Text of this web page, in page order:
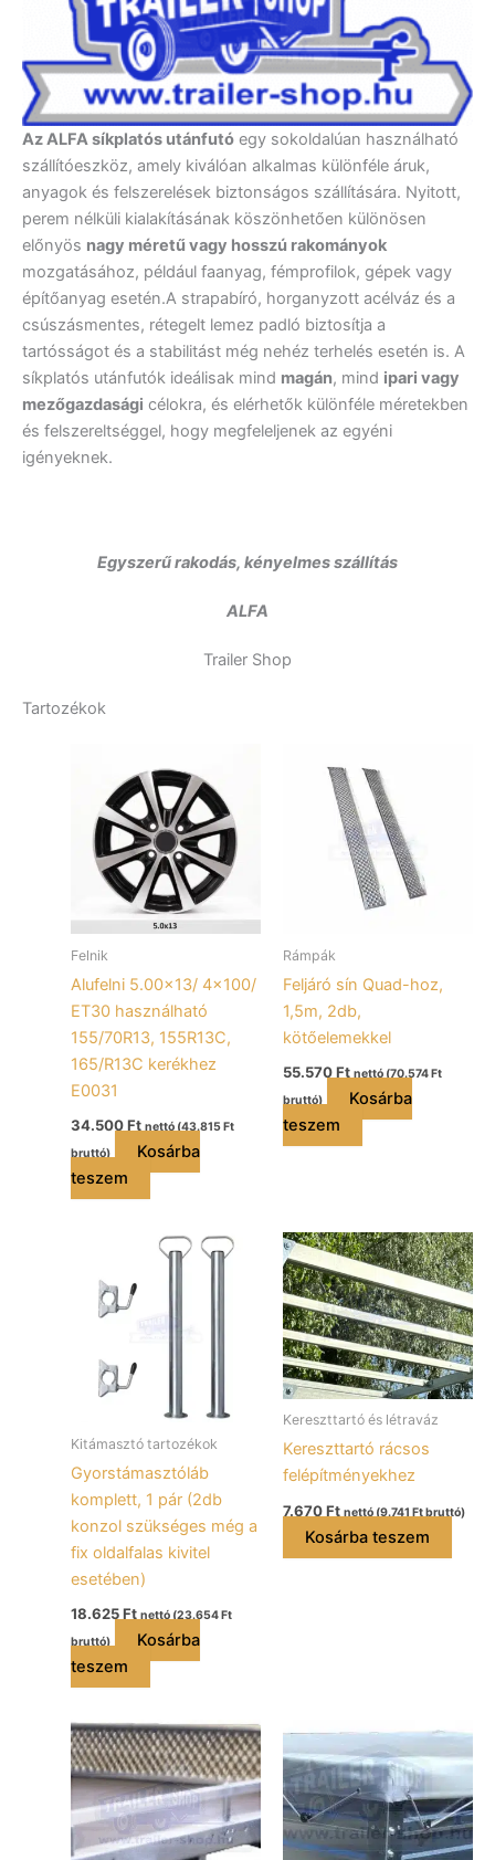
Az ALFA síkplatós utánfutó egy sokoldalúan használható
szállítóeszköz, amely kiválóan alkalmas különféle áruk,
anyagok és felszerelések biztonságos szállítására. Nyitott,
perem nélküli kialakításának köszönhetően különösen
előnyös nagy méretű vagy hosszú rakományok
mozgatásához, például faanyag, fémprofilok, gépek vagy
építőanyag esetén.A strapabíró, horganyzott acélváz és a
csúszásmentes, rétegelt lemez padló biztosítja a
tartósságot és a stabilitást még nehéz terhelés esetén is. A
síkplatós utánfutók ideálisak mind magán, mind ipari vagy
mezőgazdasági célokra, és elérhetők különféle méretekben
és felszereltséggel, hogy megfeleljenek az egyéni
igényeknek.
Egyszerű rakodás, kényelmes szállítás
ALFA
Trailer Shop
Tartozékok
Felnik
Alufelni 5.00×13/ 4×100/
ET30 használható
155/70R13, 155R13C,
165/R13C kerékhez
E0031
34.500Ft nettó (43.815 Ft
bruttó)
Kosárba
teszem
Rámpák
Feljáró sín Quad-hoz,
1,5m, 2db,
kötőelemekkel
55.570Ft nettó (70.574 Ft
bruttó)
Kosárba
teszem
Kitámasztó tartozékok
Gyorstámasztóláb
komplett, 1 pár (2db
konzol szükséges még a
fix oldalfalas kivitel
esetében)
18.625Ft nettó (23.654Ft
bruttó)
Kosárba
teszem
Kereszttartó és létraváz
Kereszttartó rácsos
felépítményekhez
7.670Ft nettó (9.741 Ftbruttó)
Kosárba teszem